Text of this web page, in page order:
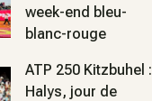
week-end bleu-
blanc-rouge
ATP 250 Kitzbuhel :
Halys, jour de